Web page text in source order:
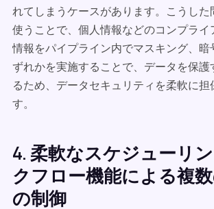
れてしまうケースがあります。こうした
使うことで、個人情報などのコンプライ
情報をパイプライン内でマスキング、暗
ずれかを実施することで、データを保護
るため、データセキュリティを柔軟に
す。
4. 柔軟なスケジューリ
クフロー機能による複
の制御